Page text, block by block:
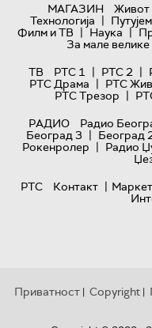
МАГАЗИН
Живот
Технологијa |
Филм и ТВ | Наука |
За мале велике
ТВ
РТС 1 | РТС 2 |
РТС Драма | РТС
РТС Трезор |
РАДИО
Радио
Београд 3 | Београд
Рокенролер | Радио
РТС
Контакт |
Приватност | Copyright |